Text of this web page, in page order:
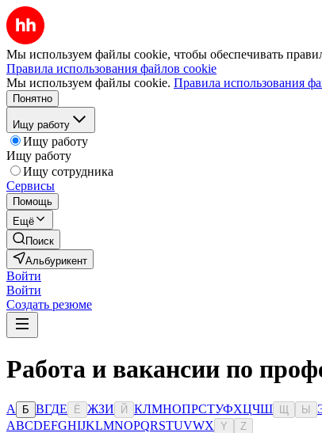
Мы используем файлы cookie, чтобы обеспечивать
Правила использования файлов cookie
Мы используем файлы cookie. Правила использования
Понятно
Ищу работу
Ищу работу
Ищу работу
Ищу сотрудника
Сервисы
Помощь
Ещё
Поиск
Альбурикент
Войти
Войти
Создать резюме
Работа и вакансии по
А Б ВГДЕ Ё ЖЗИ Й КЛМНОПРСТУФХЦЧШ Ы
ABCDEFGHIJKLMNOPQRSTUVWX Y Z